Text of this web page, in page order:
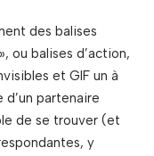
des balises
ou balises d’action,
et GIF un à
partenaire
de se trouver (et
y